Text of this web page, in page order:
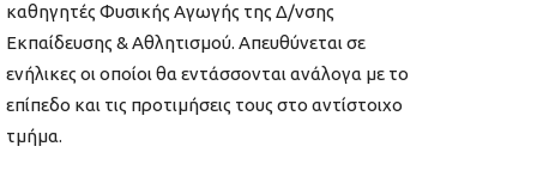
καθηγητές Φυσικής Αγωγής της Δ/νσης
Εκπαίδευσης & Αθλητισμού. Απευθύνεται σε
ενήλικες οι οποίοι θα εντάσσονται ανάλογα με το
επίπεδο και τις προτιμήσεις τους στο αντίστοιχο
τμήμα.